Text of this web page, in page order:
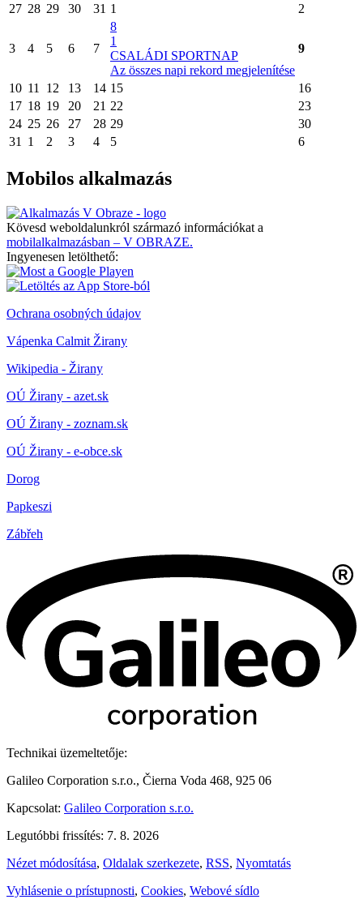
27 28 29 30 31 1 2
3 4 5 6 7
8
1
CSALÁDI SPORTNAP
Az összes napi rekord megjelenítése
9
10 11 12 13 14 15
16
17 18 19 20 21 22
23
24 25 26 27 28 29
30
31
1 2 3 4 5 6
Mobilos alkalmazás
Kövesd weboldalunkról származó információkat a
mobilalkalmazásban – V OBRAZE.
Ingyenesen letölthető:
Ochrana osobných údajov
Vápenka Calmit Žirany
Wikipedia - Žirany
OÚ Žirany - azet.sk
OÚ Žirany - zoznam.sk
OÚ Žirany - e-obce.sk
Dorog
Papkeszi
Zábřeh
Technikai üzemeltetője:
Galileo Corporation s.r.o., Čierna Voda 468, 925 06
Kapcsolat: Galileo Corporation s.r.o.
Legutóbbi frissítés: 7. 8. 2026
Nézet módosítása, Oldalak szerkezete, RSS, Nyomtatás
Vyhlásenie o prístupnosti, Cookies, Webové sídlo